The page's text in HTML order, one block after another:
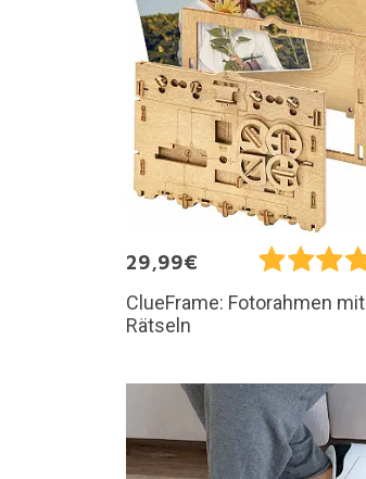
29,99€
ClueFrame: Fotorahmen mit
Rätseln